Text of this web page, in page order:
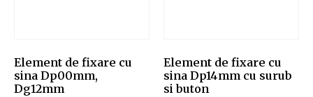
Element de fixare cu
sina Dp00mm,
Dg12mm
Element de fixare cu
sina Dp14mm cu surub
si buton